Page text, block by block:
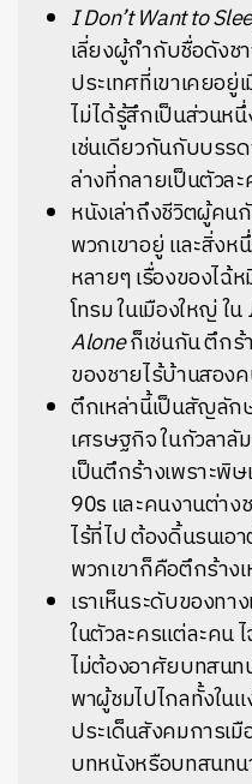
I Don’t Want to
เลี่ยงผู้กำกับชื่อดังช
ประเทศที่เขาเคยอยู่
ไม่ได้รู้สึกเป็นส่วนห
เช่นเดียวกันกับบรร
ล่างที่กลายเป็นตัวล
หนังเล่าถึงชีวิตผู้ค
พวกเขาอยู่ และสิ่ง
หลายๆ เรื่องของไฉ้
โทรม ในเมืองใหญ่ ใน
Aloneก็เช่นกัน ตึก
ของชายไร้บ้านสอง
ตึกเหล่านี้เป็นสัญลั
เศรษฐกิจ ในกัวลา
เป็นตึกร้างเพราะพิ
90s และคนงานต่า
ไร้ที่ไป ต้องดิ้นรนเอ
พวกเขาก็คือตึกร้าง
เราเห็นระดับของท
ในตัวละครแต่ละคน
ไม่ต้องอาศัยบทสนท
พาผู้ชมไปไกลทั้งใน
ประเด็นสังคมการเมื
บทหนังหรือบทสนทน